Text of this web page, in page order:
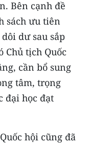
Bên cạnh đề
sách ưu tiên
dư sau sắp
Chủ tịch Quốc
cần bổ sung
tâm, trọng
đại học đạt
hội cũng đã